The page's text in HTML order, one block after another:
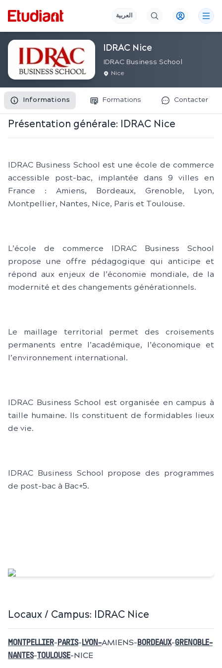
العربية
IDRAC Nice
IDRAC Business School
Nice
Informations Formations Contacter
Présentation générale: IDRAC Nice
IDRAC Business School est une école de commerce
accessible post-bac, implantée dans 9 villes en
France : Amiens, Bordeaux, Grenoble, Lyon,
Montpellier, Nantes, Nice, Paris et Toulouse.
L’école de commerce IDRAC Business School
propose une offre pédagogique qui anticipe et
répond aux enjeux de l’économie mondiale, de la
modernité et des changements générationnels.
Le maillage territorial permet des croisements
permanents entre l’académique, l’économique et
l’environnement international.
IDRAC Business School est organisée en campus à
taille humaine. Ils constituent de formidables lieux
de vie.
IDRAC Business School propose des programmes
de post-bac à Bac+5.
Locaux / Campus: IDRAC Nice
MONTPELLIER- PARIS- LYON-AMIENS- BORDEAUX-GRENOBLE-
NANTES- TOULOUSE-NICE